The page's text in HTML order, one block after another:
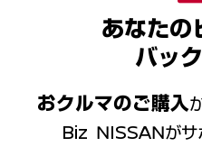
あなたの
バッ
おクルマのご購入
Biz NISSANがサ